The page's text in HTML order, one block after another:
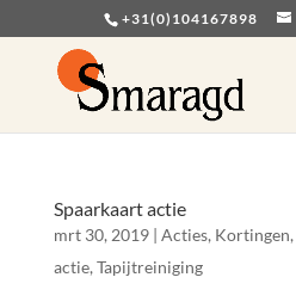
+31(0)104167898
Spaarkaart actie
mrt 30, 2019| Acties, Kortingen,
actie, Tapijtreiniging